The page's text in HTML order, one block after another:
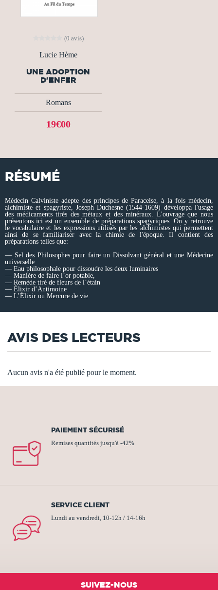
(0 avis)
Lucie Hème
UNE ADOPTION
D'ENFER
Romans
19€00
RÉSUMÉ
Médecin Calviniste adepte des principes de Paracelse, à la fois médecin,
alchimiste et spagyriste, Joseph Duchesne (1544-1609) développa l'usage
des médicaments tirés des métaux et des minéraux. L'ouvrage que nous
présentons ici est un ensemble de préparations spagyriques. On y retrouve
le vocabulaire et les expressions utilisés par les alchimistes qui permettent
ainsi de se familiariser avec la chimie de l'époque. Il contient des
préparations telles que:
— Sel des Philosophes pour faire un Dissolvant général et une Médecine
universelle
— Eau philosophale pour dissoudre les deux luminaires
— Manière de faire l’or potable,
— Remède tiré de fleurs de l’étain
— Élixir d’Antimoine
— L’Élixir ou Mercure de vie
AVIS DES LECTEURS
Aucun avis n'a été publié pour le moment.
PAIEMENT SÉCURISÉ
Remises quantités jusqu'à -42%
SERVICE CLIENT
Lundi au vendredi, 10-12h / 14-16h
SUIVEZ-NOUS